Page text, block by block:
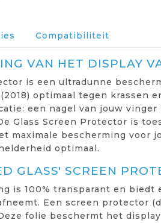
Compatibiliteit
VAN HET DISPLAY
is een ultradunne
optimaal tegen krassen
een nagel van jouw
Glass Screen Protector is
maximale bescherming voor
optimaal.
GLASS' SCREEN
is 100% transparant en
Een screen protector
folie beschermt het display